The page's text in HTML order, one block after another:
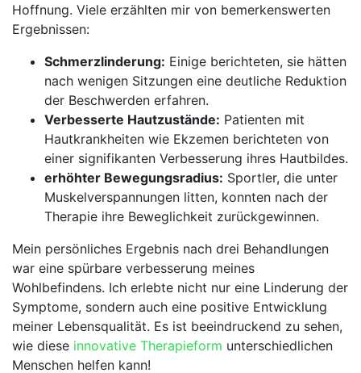
⁣Hoffnung. ⁣Viele erzählten mir von bemerkenswerten
Ergebnissen:
Schmerzlinderung: Einige​ berichteten, sie hätten
⁢nach wenigen Sitzungen eine deutliche Reduktion
der Beschwerden‍ erfahren.
Verbesserte Hautzustände: Patienten mit
Hautkrankheiten wie Ekzemen berichteten von
einer signifikanten ‍Verbesserung ihres Hautbildes.
erhöhter Bewegungsradius: Sportler, ⁣die unter
Muskelverspannungen litten, konnten⁣ nach der
Therapie ihre Beweglichkeit zurückgewinnen.
Mein persönliches Ergebnis nach drei Behandlungen
war ‍eine spürbare verbesserung‍ meines
Wohlbefindens. ​Ich ‍erlebte nicht nur eine Linderung ⁣der
Symptome, sondern auch eine positive Entwicklung
meiner Lebensqualität. Es ist beeindruckend ⁣zu sehen,
wie ‍diese innovative Therapieform ⁣ unterschiedlichen
Menschen helfen kann!